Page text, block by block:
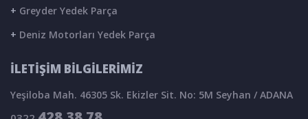
+ Greyder Yedek Parça
+ Deniz Motorları Yedek Parça
İLETİŞİM BİLGİLERİMİZ
Yeşiloba Mah. 46305 Sk. Ekizler Sit. No: 5M Seyhan / ADANA